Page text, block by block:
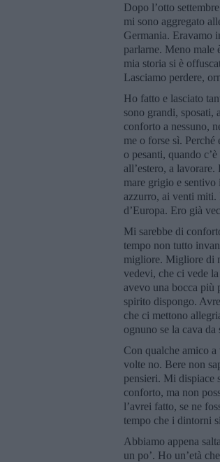
Dopo l’otto
mi sono aggregato
Germania. Eravamo
parlarne. Meno male
mia storia si è
Lasciamo perdere,
Ho fatto e lasciato
sono grandi, sposati,
conforto a nessuno,
me o forse sì.
o pesanti, quando
all’estero, a
mare grigio e sentivo
azzurro, ai venti miti.
d’Europa. Ero già
Mi sarebbe di
tempo non tutto
migliore. Migliore di
vedevi, che ci vede
avevo una bocca più
spirito dispongo.
che ci mettono
ognuno se la cava da
Con qualche amico
volte no. Bere non
pensieri. Mi dispiace
conforto, ma non
l’avrei fatto, se ne
tempo che i dintorni
Abbiamo appena
un po’. Ho un’età